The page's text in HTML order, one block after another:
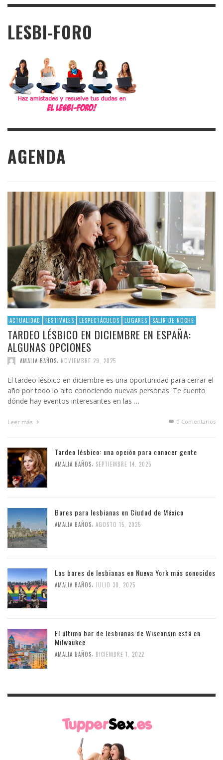
LESBI-FORO
AGENDA
ACTUALIDAD FESTIVALES LESPECTÁCULOS LUGARES SALIR DE NOCHE
TARDEO LÉSBICO EN DICIEMBRE EN ESPAÑA:
ALGUNAS OPCIONES
AMALIA BAÑOS NOVIEMBRE 29, 2025
El tardeo lésbico en diciembre es una oportunidad para cerrar el
año por todo lo alto conociendo nuevas personas. Te cuento
dónde hay eventos interesantes en las …
Leer más 0 Comentarios
Tardeo lésbico: una opción para conocer gente
AMALIA BAÑOS SEPTIEMBRE 14, 2025
Bares para lesbianas en Ciudad de México
AMALIA BAÑOS AGOSTO 15, 2025
Los bares de lesbianas en Nueva York más conocidos
AMALIA BAÑOS JULIO 30, 2025
El último bar de lesbianas de Wisconsin está en
Milwaukee
AMALIA BAÑOS DICIEMBRE 1, 2022